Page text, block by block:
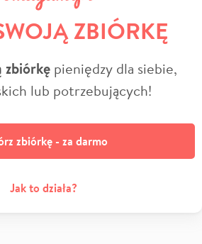
ZBIÓRKĘ
zbiórkę pieniędzy dla siebie,
lub potrzebujących!
zbiórkę - za darmo
Jak to działa?